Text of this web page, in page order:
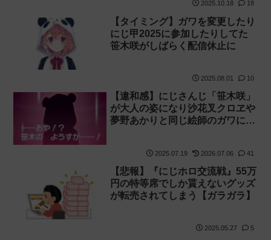
2025.10.18 18
【タイミング】ガワを変更したり
にじ甲2025に参加したりしてた
笹木咲がしばらく配信休止に
2025.08.01 10
【違和感】にじさんじ「笹木咲」
が大人の姿になり沙花叉クロヱや
夢野あかりと同じ絵師のガワに！
2025.07.19 2026.07.06 41
【悲報】『にじホロ交流戦』55万
円の特等席でしか貰えないグッズ
が転売されてしまう【ガラガラ】
2025.05.27 5